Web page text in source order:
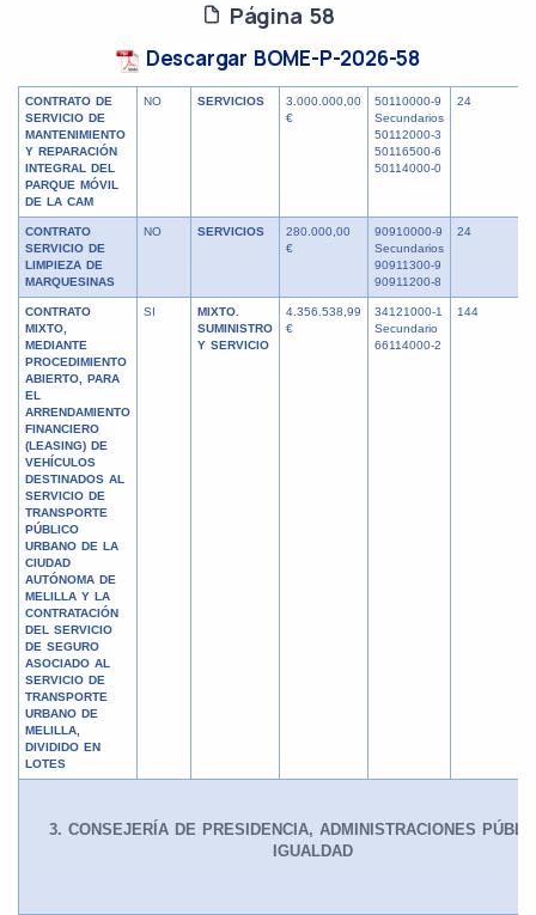
Página 58
Descargar BOME-P-2026-58
CONTRATO DE
SERVICIO DE
MANTENIMIENTO
Y REPARACIÓN
INTEGRAL DEL
PARQUE MÓVIL
DE LA CAM
NO SERVICIOS
3.000.000,00
€
50110000-9
Secundarios
50112000-3
50116500-6
50114000-0
24
CONTRATO
SERVICIO DE
LIMPIEZA DE
MARQUESINAS
NO SERVICIOS
280.000,00
€
90910000-9
Secundarios
90911300-9
90911200-8
24
CONTRATO
MIXTO,
MEDIANTE
PROCEDIMIENTO
ABIERTO, PARA
EL
ARRENDAMIENTO
FINANCIERO
(LEASING) DE
VEHÍCULOS
DESTINADOS AL
SERVICIO DE
TRANSPORTE
PÚBLICO
URBANO DE LA
CIUDAD
AUTÓNOMA DE
MELILLA Y LA
CONTRATACIÓN
DEL SERVICIO
DE SEGURO
ASOCIADO AL
SERVICIO DE
TRANSPORTE
URBANO DE
MELILLA,
DIVIDIDO EN
LOTES
SI
MIXTO.
SUMINISTRO
Y SERVICIO
4.356.538,99
€
34121000-1
Secundario
66114000-2
144
3. CONSEJERÍA DE PRESIDENCIA, ADMINISTRACIONES
IGUALDAD